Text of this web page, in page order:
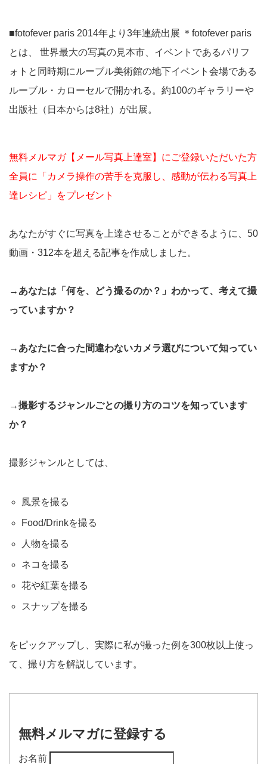
■fotofever paris 2014年より3年連続出展 ＊fotofever paris
とは、 世界最大の写真の見本市、イベントであるパリフ
ォトと同時期にルーブル美術館の地下イベント会場である
ルーブル・カローセルで開かれる。約100のギャラリーや
出版社（日本からは8社）が出展。
無料メルマガ【メール写真上達室】にご登録いただいた方
全員に「カメラ操作の苦手を克服し、感動が伝わる写真上
達レシピ」をプレゼント
あなたがすぐに写真を上達させることができるように、50
動画・312本を超える記事を作成しました。
→あなたは「何を、どう撮るのか？」わかって、考えて撮
っていますか？
→あなたに合った間違わないカメラ選びについて知ってい
ますか？
→撮影するジャンルごとの撮り方のコツを知っています
か？
撮影ジャンルとしては、
風景を撮る
Food/Drinkを撮る
人物を撮る
ネコを撮る
花や紅葉を撮る
スナップを撮る
をピックアップし、実際に私が撮った例を300枚以上使っ
て、撮り方を解説しています。
無料メルマガに登録する
お名前